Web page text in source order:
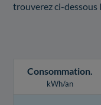
trouverez ci-dessous
Consommation.
kWh/an